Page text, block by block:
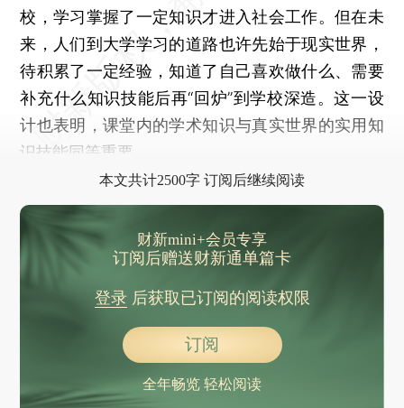
校，学习掌握了一定知识才进入社会工作。但在未
来，人们到大学学习的道路也许先始于现实世界，
待积累了一定经验，知道了自己喜欢做什么、需要
补充什么知识技能后再“回炉”到学校深造。这一设
计也表明，课堂内的学术知识与真实世界的实用知
识技能同等重要。
本文共计2500字 订阅后继续阅读
财新mini+会员专享
订阅后赠送财新通单篇卡
登录后获取已订阅的阅读权限
订阅
全年畅览 轻松阅读